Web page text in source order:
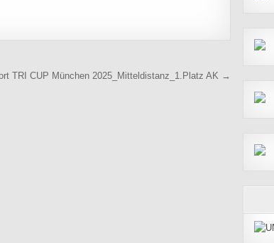
TRI CUP München 2025_Mitteldistanz_1.Platz AK →